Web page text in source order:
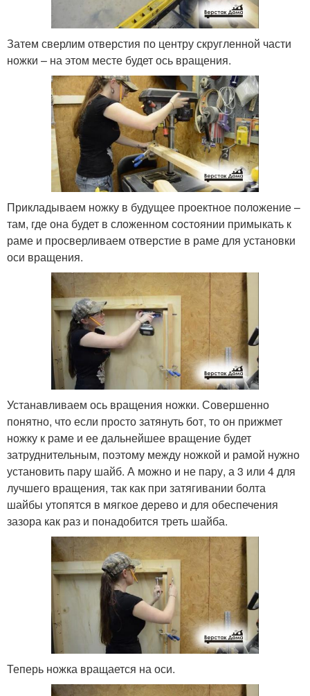
Затем сверлим отверстия по центру скругленной части
ножки – на этом месте будет ось вращения.
Прикладываем ножку в будущее проектное положение –
там, где она будет в сложенном состоянии примыкать к
раме и просверливаем отверстие в раме для установки
оси вращения.
Устанавливаем ось вращения ножки. Совершенно
понятно, что если просто затянуть бот, то он прижмет
ножку к раме и ее дальнейшее вращение будет
затруднительным, поэтому между ножкой и рамой нужно
установить пару шайб. А можно и не пару, а 3 или 4 для
лучшего вращения, так как при затягивании болта
шайбы утопятся в мягкое дерево и для обеспечения
зазора как раз и понадобится треть шайба.
Теперь ножка вращается на оси.